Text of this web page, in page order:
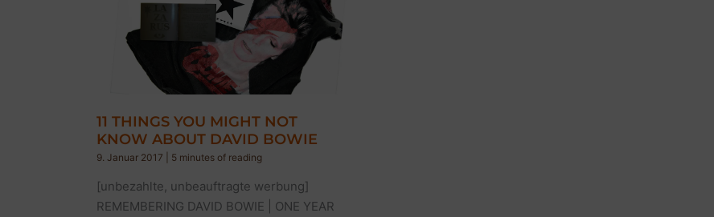
11 THINGS YOU MIGHT NOT
KNOW ABOUT DAVID BOWIE
9. Januar 2017 5 minutes of reading
[unbezahlte, unbeauftragte werbung]
REMEMBERING DAVID BOWIE | ONE YEAR